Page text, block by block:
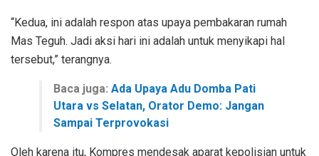
“Kedua, ini adalah respon atas upaya pembakaran rumah
Mas Teguh. Jadi aksi hari ini adalah untuk menyikapi hal
tersebut,” terangnya.
Baca juga: Ada Upaya Adu Domba Pati
Utara vs Selatan, Orator Demo: Jangan
Sampai Terprovokasi
Oleh karena itu, Kompres mendesak aparat kepolisian untuk